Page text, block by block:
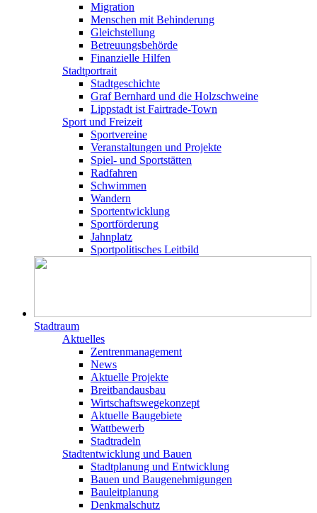
Migration
Menschen mit Behinderung
Gleichstellung
Betreuungsbehörde
Finanzielle Hilfen
Stadtportrait
Stadtgeschichte
Graf Bernhard und die Holzschweine
Lippstadt ist Fairtrade-Town
Sport und Freizeit
Sportvereine
Veranstaltungen und Projekte
Spiel- und Sportstätten
Radfahren
Schwimmen
Wandern
Sportentwicklung
Sportförderung
Jahnplatz
Sportpolitisches Leitbild
Stadtraum
Aktuelles
Zentrenmanagement
News
Aktuelle Projekte
Breitbandausbau
Wirtschaftswegekonzept
Aktuelle Baugebiete
Wattbewerb
Stadtradeln
Stadtentwicklung und Bauen
Stadtplanung und Entwicklung
Bauen und Baugenehmigungen
Bauleitplanung
Denkmalschutz